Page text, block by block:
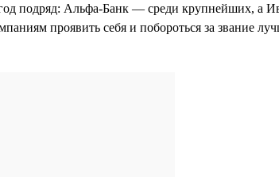
подряд: Альфа-Банк — среди крупнейших, а
проявить себя и побороться за звание